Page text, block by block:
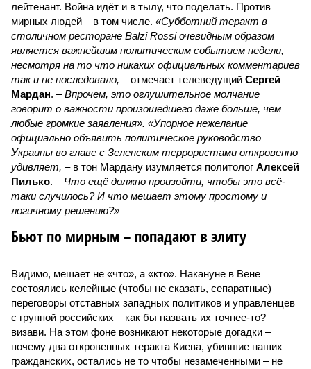
лейтенант. Война идёт и в тылу, что поделать. Против
мирных людей – в том числе. «Субботний теракт в
столичном ресторане Balzi Rossi очевидным образом
является важнейшим политическим событием недели,
несмотря на то что никаких официальных комментариев
так и не последовало, – отмечает телеведущий Сергей
Мардан. –Впрочем, это оглушительное молчание
говорит о важности произошедшего даже больше, чем
любые громкие заявления». «Упорное нежелание
официально объявить политическое руководство
Украины во главе с Зеленским террористами откровенно
удивляет, – в тон Мардану изумляется политолог Алексей
Пилько. – Что ещё должно произойти, чтобы это всё-
таки случилось? И что мешает этому простому и
логичному решению?»
Бьют по мирным – попадают в элиту
Видимо, мешает не «что», а «кто». Накануне в Вене
состоялись келейные (чтобы не сказать, сепаратные)
переговоры отставных западных политиков и управленцев
с группой российских – как бы назвать их точнее-то? –
визави. На этом фоне возникают некоторые догадки –
почему два откровенных теракта Киева, убившие наших
гражданских, остались не то чтобы незамеченными – не